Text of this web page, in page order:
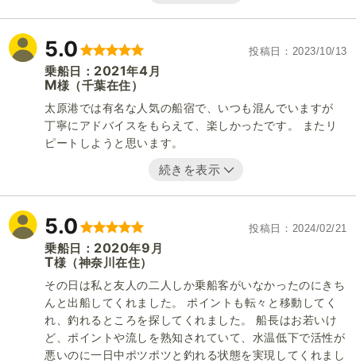
5.0 投稿日 2023/10/13
乗船日： 2021年4 月
M様 （千葉在住）
太原港では有名な人気の船宿で、いつも混んでいますが
丁寧にアドバイスをもらえて、楽しかったです。 またリ
ピートしようと思います。
続きを表示
5.0 投稿日 2024/02/21
乗船日： 2020年9 月
T様 （神奈川在住）
その日は私と友人の二人しか乗船客がいなかったのにきち
んと出船してくれました。 ポイントも転々と移動してく
れ、釣れるところを探してくれました。 船長はお若いけ
ど、ポイントや流しを熟知されていて、水温低下で活性が
悪いのに一日中ポツポツと釣れる状態を実現してくれまし